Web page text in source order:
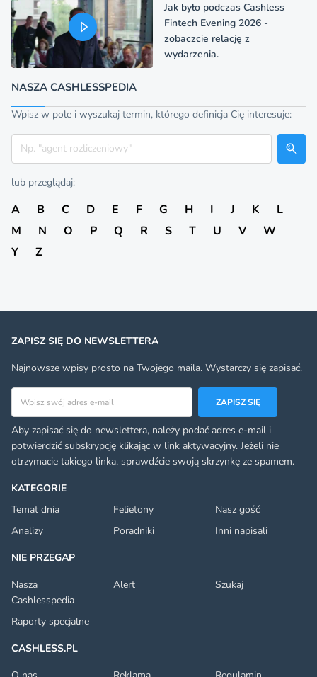
Jak było podczas Cashless
Fintech Evening 2026 -
zobaczcie relację z
wydarzenia.
NASZA CASHLESSPEDIA
Wpisz w pole i wyszukaj termin, którego definicja Cię interesuje:
Szukaj
lub przeglądaj:
A B C D E F G H I J K
L
M
N O P Q R S T U V
W
Y
Z
KATEGORIE
Temat dnia
Felietony
Nasz gość
Analizy
Poradniki
Inni napisali
NIE PRZEGAP
Nasza
Cashlesspedia
Alert Szukaj
Raporty specjalne
CASHLESS.PL
ZAPISZ SIĘ DO NEWSLETTERA
Najnowsze wpisy prosto na Twojego maila. Wystarczy się zapisać.
ZAPISZ SIĘ
Aby zapisać się do newslettera, należy podać adres e-mail i
potwierdzić subskrypcję klikając w link aktywacyjny. Jeżeli nie
otrzymacie takiego linka, sprawdźcie swoją skrzynkę ze spamem.